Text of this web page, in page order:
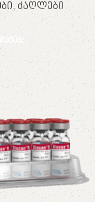
,ძაღლები